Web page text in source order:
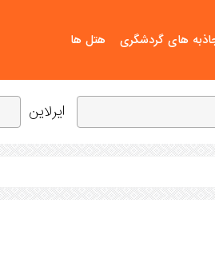
های گردشگری هتل ها
ایرلاین